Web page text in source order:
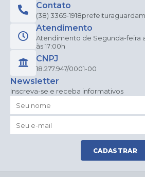
Contato
(38) 3365-1918
Atendimento
Atendimento de Segunda-feira
às 17:00h
CNPJ
18.277.947/0001-00
Newsletter
Inscreva-se e receba informativos
CADASTRAR